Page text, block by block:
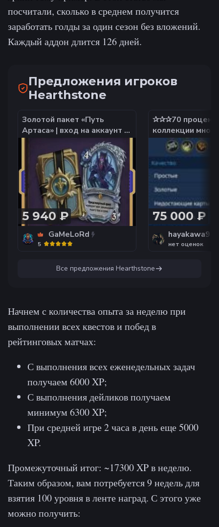
посчитали, сколько в среднем получится
заработать голды за один сезон без вложений.
Каждый аддон длится 126 дней.
Предложения игроков
Hearthstone
Золотой пакет «Путь
Артаса» | вход на аккаунт |
НЕДОРОГО
5 940 ₽
GaMeLoRd
5
✰✰✰70
коллекции
огромное кол-
пыли✰✰✰
75 000 ₽
hayakawa9
нет оценок
Все предложения Hearthstone
Начнем с количества опыта за неделю при
выполнении всех квестов и побед в
рейтинговых матчах:
С выполнения всех еженедельных задач
получаем 6000 XP;
С выполнения дейликов получаем
минимум 6300 XP;
При средней игре 2 часа в день еще 5000
XP.
Промежуточный итог: ~17300 XP в неделю.
Таким образом, вам потребуется 9 недель для
взятия 100 уровня в ленте наград. С этого уже
можно получить: